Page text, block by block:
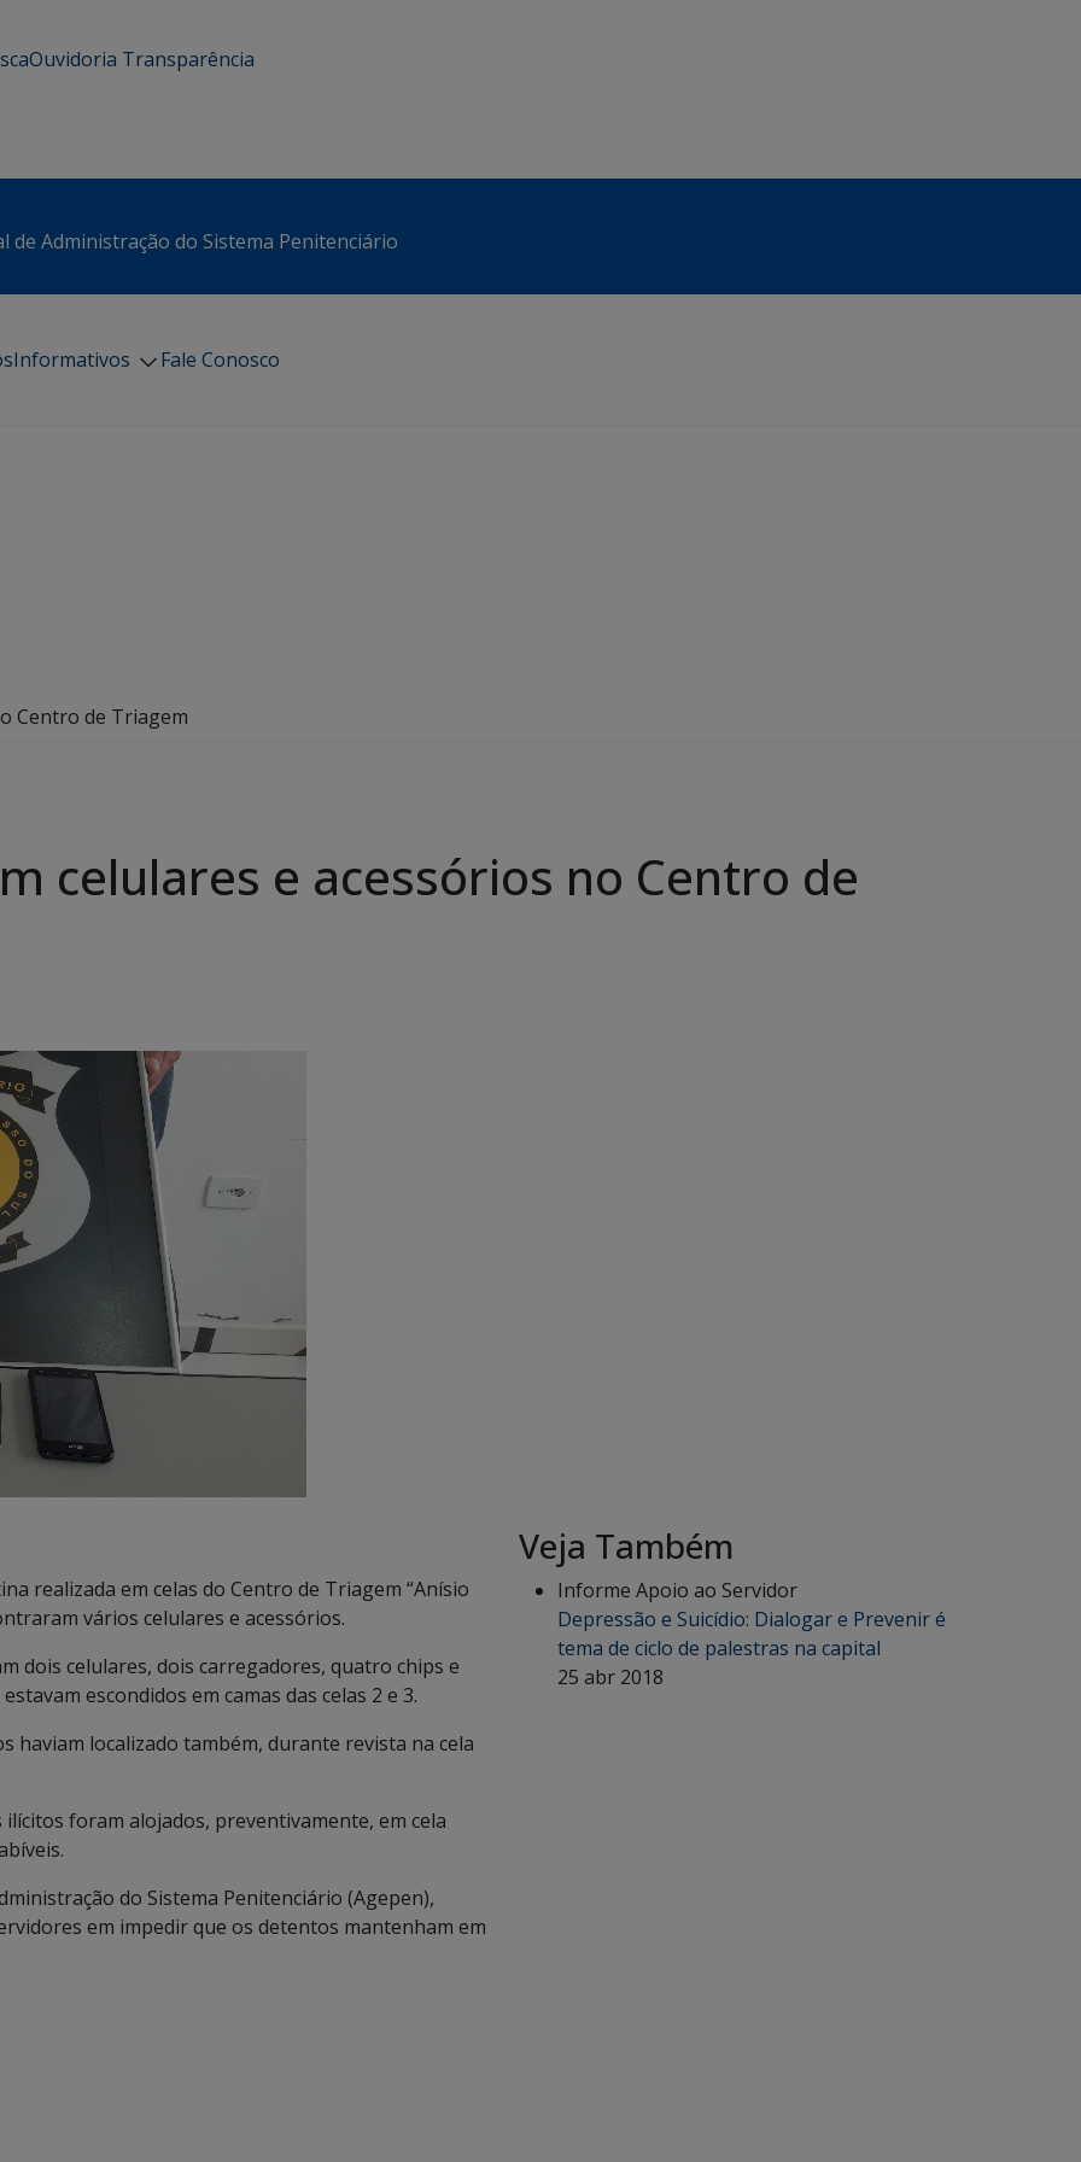
Ouvidoria Transparência
de Administração do Sistema Penitenciário
Informativos Fale Conosco
Centro de Triagem
celulares e acessórios no Centro de
realizada em celas do Centro de Triagem “Anísio
vários celulares e acessórios.
dois celulares, dois carregadores, quatro chips e
escondidos em camas das celas 2 e 3.
haviam localizado também, durante revista na cela
foram alojados, preventivamente, em cela
do Sistema Penitenciário (Agepen),
em impedir que os detentos mantenham em
Veja Também
Informe Apoio ao Servidor
Depressão e Suicídio: Dialogar e Prevenir é
tema de ciclo de palestras na capital
25 abr 2018